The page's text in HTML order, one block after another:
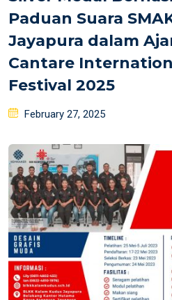
Paduan Suara
Jayapura dalam
Cantare
Festival 2025
Posted
February 27, 2025